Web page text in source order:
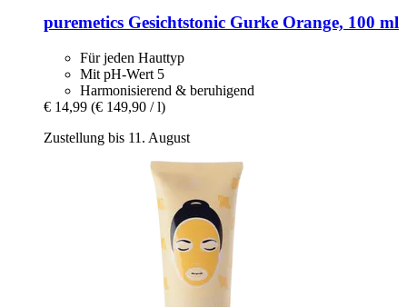
puremetics Gesichtstonic Gurke Orange, 100 ml
Für jeden Hauttyp
Mit pH-Wert 5
Harmonisierend & beruhigend
€ 14,99 (€ 149,90 / l)
Zustellung bis 11. August